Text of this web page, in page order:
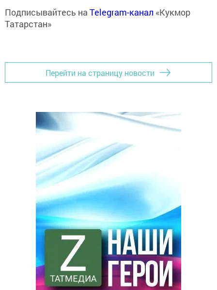
Подписывайтесь на Telegram-канал «Кукмор
Татарстан»
Перейти на страницу новости